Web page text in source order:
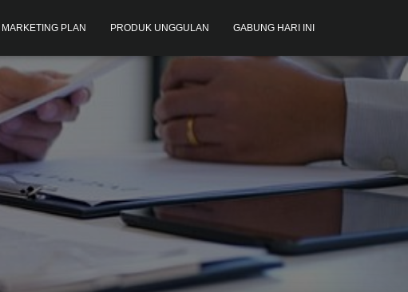
MARKETING PLAN PRODUK UNGGULAN GABUNG HARI INI